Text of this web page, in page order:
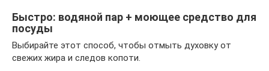
Быстро: водяной пар + моющее средство для
посуды
Выбирайте этот способ, чтобы отмыть духовку от
свежих жира и следов копоти.